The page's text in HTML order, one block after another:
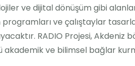
ve dijital dönüşüm gibi
ve çalıştaylar
RADIO Projesi,
ve bilimsel bağlar